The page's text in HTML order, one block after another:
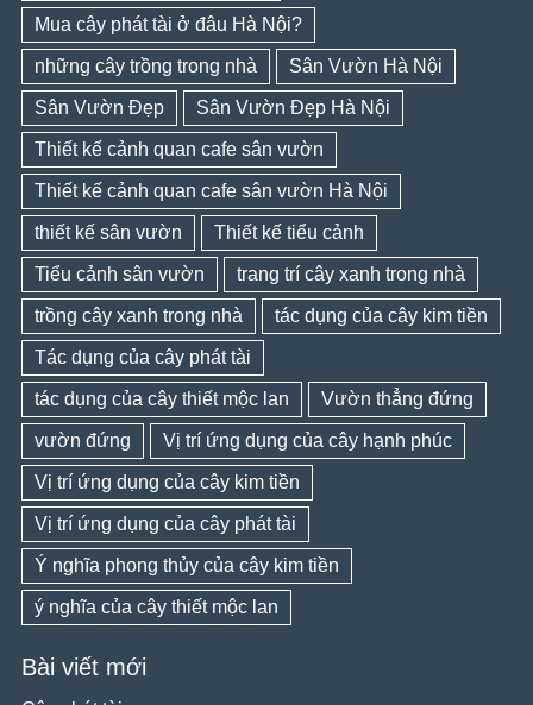
Mua cây phát tài ở đâu Hà Nội?
những cây trồng trong nhà Sân Vườn Hà Nội
Sân Vườn Đẹp Sân Vườn Đẹp Hà Nội
Thiết kế cảnh quan cafe sân vườn
Thiết kế cảnh quan cafe sân vườn Hà Nội
thiết kế sân vườn Thiết kế tiểu cảnh
Tiểu cảnh sân vườn trang trí cây xanh trong nhà
trồng cây xanh trong nhà tác dụng của cây kim tiền
Tác dụng của cây phát tài
tác dụng của cây thiết mộc lan Vườn thẳng đứng
vườn đứng Vị trí ứng dụng của cây hạnh phúc
Vị trí ứng dụng của cây kim tiền
Vị trí ứng dụng của cây phát tài
Ý nghĩa phong thủy của cây kim tiền
ý nghĩa của cây thiết mộc lan
Bài viết mới